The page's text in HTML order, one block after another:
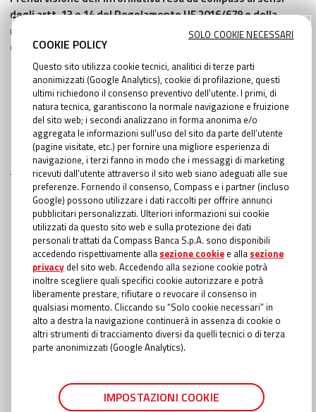
degli artt. 13 e 14 del Regolamento UE 2016/679 e della
normativa nazionale vigente in materia di protezione dei
dati personaliqui scaricabile
AVANTI
INFORMAZIONI TRASPARENTI
Compass Banca S.p.A., Banca del Gruppo Monte dei Paschi di Siena; P.I.
Gruppo IVA Mediobanca: 10536040966 - Tutti i diritti riservati -
Societari- Messaggio pubblicitario con finalità promozionale. Offerta
valida fino al30/09/2026. Esempio rappresentativo di Prestito Personale:
importo totale del credito €9.000. Importo totale dovuto €15.438,52
Modalità di rimborso con addebito diretto in conto (SDD). TAEG 18,40
inclusivo di: interessi al TAN Fisso16,20%; spese di istruttoria pari a €
135,00; spese incasso e gestione pratica €1,00a rata; oneri fiscali applicati
al contratto richiesti con prima rata €22,84; oneri fiscali applicati alle
comunicazioni periodiche di trasparenza €0,00 ; spese di invio
comunicazione periodica di trasparenza annuale €
termine della giornata lavorativa successiva rispetto al momento in cui è
stata fornita in Filiale o in Agenzia Autorizzata la documentazione
COOKIE POLICY
Questo sito utilizza cookie tecnici, analitici di terze parti
anonimizzati (Google Analytics), cookie di profilazione, questi
ultimi richiedono il consenso preventivo dell'utente. I primi, di
natura tecnica, garantiscono la normale navigazione e fruizione
del sito web; i secondi analizzano in forma anonima e/o
aggregata le informazioni sull'uso del sito da parte dell’utente
(pagine visitate, etc.) per fornire una migliore esperienza di
navigazione, i terzi fanno in modo che i messaggi di marketing
ricevuti dall’utente attraverso il sito web siano adeguati alle sue
preferenze. Fornendo il consenso, Compass e i partner (incluso
Google) possono utilizzare i dati raccolti per offrire annunci
pubblicitari personalizzati. Ulteriori informazioni sui cookie
utilizzati da questo sito web e sulla protezione dei dati
personali trattati da Compass Banca S.p.A. sono disponibili
accedendo rispettivamente alla sezione cookie e alla sezione
privacy del sito web. Accedendo alla sezione cookie potrà
inoltre scegliere quali specifici cookie autorizzare e potrà
liberamente prestare, rifiutare o revocare il consenso in
qualsiasi momento. Cliccando su “Solo cookie necessari” in
alto a destra la navigazione continuerà in assenza di cookie o
altri strumenti di tracciamento diversi da quelli tecnici o di terza
parte anonimizzati (Google Analytics).
IMPOSTAZIONI COOKIE
SOLO COOKIE NECESSARI